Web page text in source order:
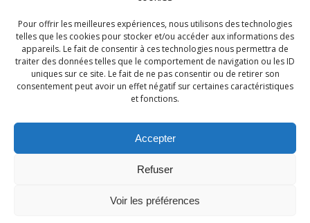
Pour offrir les meilleures expériences, nous utilisons des technologies
telles que les cookies pour stocker et/ou accéder aux informations des
appareils. Le fait de consentir à ces technologies nous permettra de
traiter des données telles que le comportement de navigation ou les ID
uniques sur ce site. Le fait de ne pas consentir ou de retirer son
consentement peut avoir un effet négatif sur certaines caractéristiques
et fonctions.
Accepter
Refuser
Voir les préférences
Invisible le 14 novembre à 15 h à Bruley (54)
10 livres à 10 € pour les 80 ans de la Librairie de la
Voûte
Catalogue généalogique 2026 est enfin disponible
Archives
juillet 2026
juin 2026
avril 2026